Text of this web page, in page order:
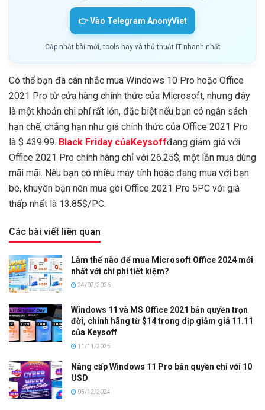
👉 Vào Telegram AnonyViet
Cập nhật bài mới, tools hay và thủ thuật IT nhanh nhất
Có thể bạn đã cân nhắc mua Windows 10 Pro hoặc Office
2021 Pro từ cửa hàng chính thức của Microsoft, nhưng đây
là một khoản chi phí rất lớn, đặc biệt nếu bạn có ngân sách
hạn chế, chẳng hạn như giá chính thức của Office 2021 Pro
là $ 439.99. Black Friday củaKeysoffđang giảm giá với
Office 2021 Pro chính hãng chỉ với 26.25$, một lần mua dùng
mãi mãi. Nếu bạn có nhiều máy tính hoặc đang mua với bạn
bè, khuyên bạn nên mua gói Office 2021 Pro 5PC với giá
thấp nhất là 13.85$/PC.
Các bài viết liên quan
Làm thế nào để mua Microsoft Office 2024 mới
nhất với chi phí tiết kiệm?
24/07/2026
Windows 11 và MS Office 2021 bản quyền trọn
đời, chính hãng từ $14 trong dịp giảm giá 11.11
của Keysoff
11/11/2025
Nâng cấp Windows 11 Pro bản quyền chỉ với 10
USD
05/12/2024